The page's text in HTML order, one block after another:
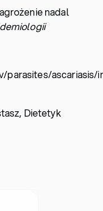
nadal
ascariasis/
Dietetyk